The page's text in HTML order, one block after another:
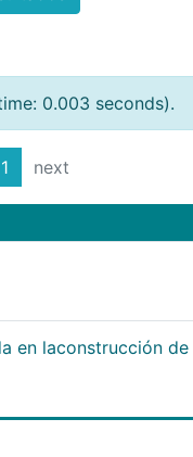
0.003 seconds).
1 next
en laconstrucción de